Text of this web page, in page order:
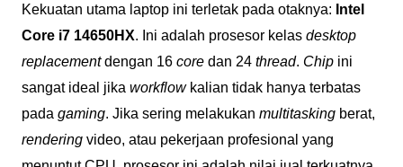
Kekuatan utama laptop ini terletak pada otaknya: Intel
Core i7 14650HX. Ini adalah prosesor kelas desktop
replacementdengan 16 coredan 24 thread. Chipini
sangat ideal jika workflowkalian tidak hanya terbatas
pada gaming. Jika sering melakukan multitaskingberat,
renderingvideo, atau pekerjaan profesional yang